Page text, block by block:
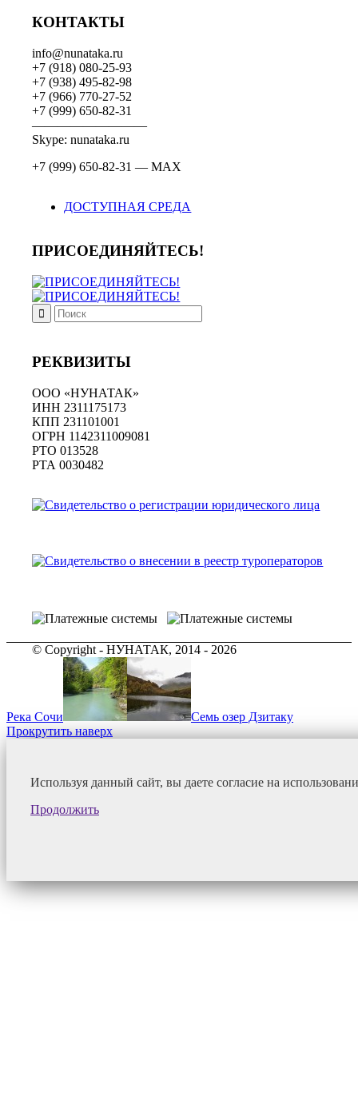
КОНТАКТЫ
info@nunataka.ru
+7 (918) 080-25-93
+7 (938) 495-82-98
+7 (966) 770-27-52
+7 (999) 650-82-31
—————————
Skype: nunataka.ru
+7 (999) 650-82-31 — MAX
ДОСТУПНАЯ СРЕДА
ПРИСОЕДИНЯЙТЕСЬ!
РЕКВИЗИТЫ
ООО «НУНАТАК»
ИНН 2311175173
КПП 231101001
ОГРН 1142311009081
PTO 013528
РТА 0030482
© Copyright - НУНАТАК, 2014 - 2026
Река Сочи
Семь озер Дзитаку
Прокрутить наверх
Используя данный сайт, вы даете согласие на
Продолжить